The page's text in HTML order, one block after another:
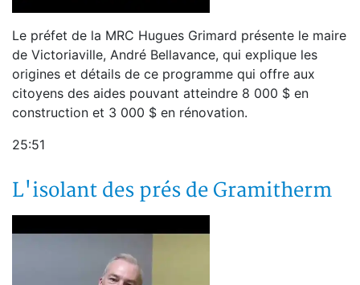
Le préfet de la MRC Hugues Grimard présente le maire
de Victoriaville, André Bellavance, qui explique les
origines et détails de ce programme qui offre aux
citoyens des aides pouvant atteindre 8 000 $ en
construction et 3 000 $ en rénovation.
25:51
L'isolant des prés de Gramitherm